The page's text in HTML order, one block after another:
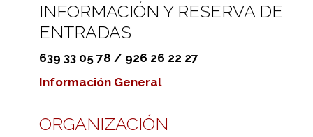
INFORMACIÓN Y RESERVA DE
ENTRADAS
639 33 05 78 / 926 26 22 27
Información General
ORGANIZACIÓN